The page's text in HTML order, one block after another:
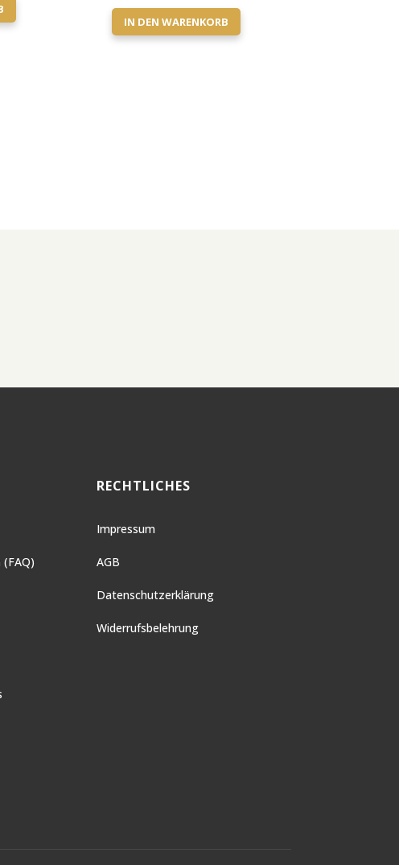
IN DEN WARENKORB
RECHTLICHES
Impressum
AGB
Datenschutzerklärung
Widerrufsbelehrung